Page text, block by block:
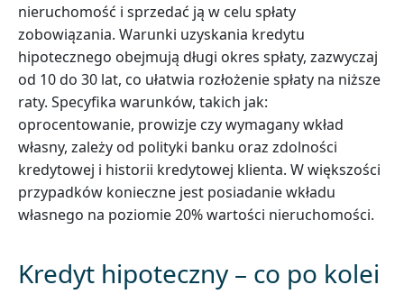
nieruchomość i sprzedać ją w celu spłaty
zobowiązania. Warunki uzyskania kredytu
hipotecznego obejmują długi okres spłaty, zazwyczaj
od 10 do 30 lat, co ułatwia rozłożenie spłaty na niższe
raty. Specyfika warunków, takich jak:
oprocentowanie, prowizje czy wymagany wkład
własny, zależy od polityki banku oraz zdolności
kredytowej i historii kredytowej klienta. W większości
przypadków konieczne jest posiadanie wkładu
własnego na poziomie 20% wartości nieruchomości.
Kredyt hipoteczny – co po kolei